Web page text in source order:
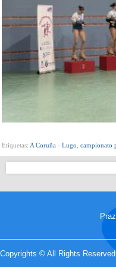
Etiquetas: A Coruña - Lugo campionato
Copyrights © All Rights